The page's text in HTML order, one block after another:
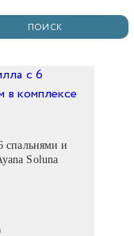
спальнями и
Soluna